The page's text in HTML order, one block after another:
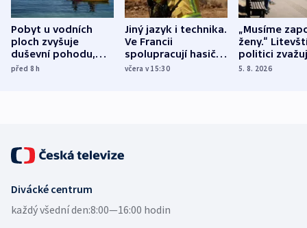
Pobyt u vodních
ploch zvyšuje
duševní pohodu,
ukázala
před 8h
Jiný jazyk i technika.
Ve Francii
spolupracují hasiči z
různých zemí
včera v 15:30
„Musíme
ženy.“
politici
dohodu o
5. 8. 2026
Divácké centrum
každý všední den:8:00—16:00 hodin